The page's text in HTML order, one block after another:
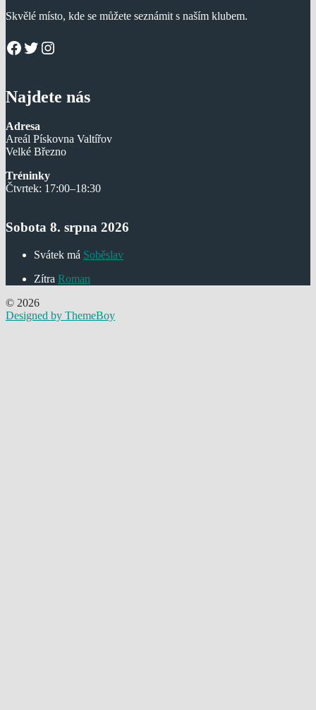
Skvělé místo, kde se můžete seznámit s naším klubem.
Facebook
Twitter
Instagram
Najdete nás
Adresa
Areál Pískovna Valtířov
Velké Březno
Tréninky
Čtvrtek: 17:00–18:30
Sobota 8. srpna 2026
Svátek má Soběslav
Zítra Roman
© 2026
Designed by ThemeBoy